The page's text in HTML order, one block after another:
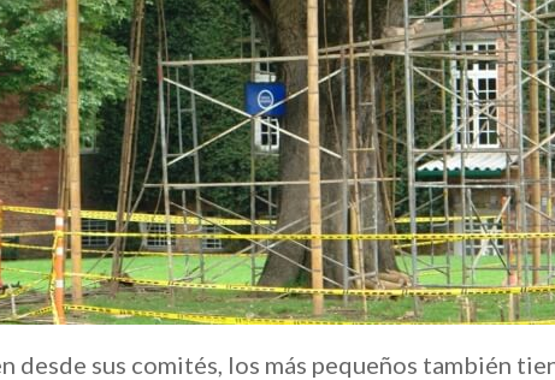
desde sus comités, los más pequeños también